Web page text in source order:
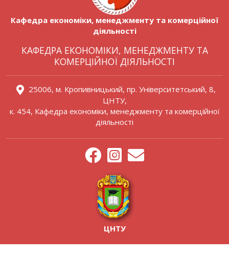
Кафедра економіки, менеджменту та комерційної
діяльності
КАФЕДРА ЕКОНОМІКИ, МЕНЕДЖМЕНТУ ТА
КОМЕРЦІЙНОЇ ДІЯЛЬНОСТІ
25006, м. Кропивницький, пр. Університетський, 8,
ЦНТУ,
к. 454, Кафедра економіки, менеджменту та комерційної
діяльності
ЦНТУ